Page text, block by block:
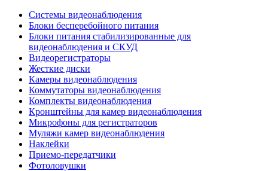
Системы видеонаблюдения
Блоки бесперебойного питания
Блоки питания стабилизированные для
видеонаблюдения и СКУД
Видеорегистраторы
Жесткие диски
Камеры видеонаблюдения
Коммутаторы видеонаблюдения
Комплекты видеонаблюдения
Кронштейны для камер видеонаблюдения
Микрофоны для регистраторов
Муляжи камер видеонаблюдения
Наклейки
Приемо-передатчики
Фотоловушки